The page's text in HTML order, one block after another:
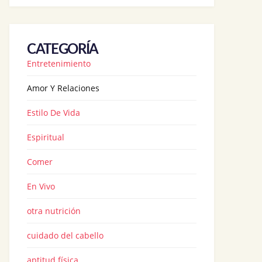
CATEGORÍA
Entretenimiento
Amor Y Relaciones
Estilo De Vida
Espiritual
Comer
En Vivo
otra nutrición
cuidado del cabello